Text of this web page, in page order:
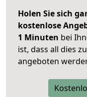
Holen Sie sich
kostenlose
1 Minuten bei
ist, dass all dies
angeboten